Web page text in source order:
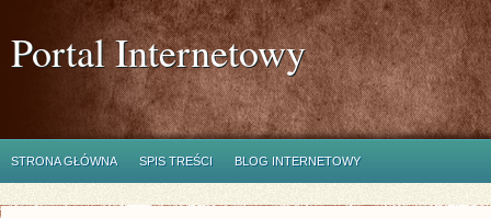
Portal Internetowy
STRONA GŁÓWNA SPIS TREŚCI BLOG INTERNETOWY